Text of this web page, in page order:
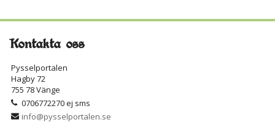
Kontakta oss
Pysselportalen
Hagby 72
755 78 Vänge
0706772270 ej sms
info@pysselportalen.se